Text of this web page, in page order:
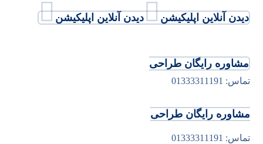
دیدن آنلاین اپلیکیشن دیدن آنلاین اپلیکیشن
مشاوره رایگان طراحی
تماس: 01333311191
مشاوره رایگان طراحی
تماس: 01333311191